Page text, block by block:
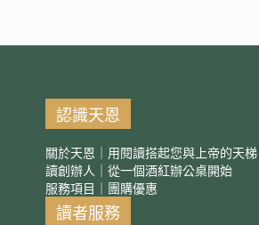
認識天恩
關於天恩｜用閱讀搭起您與上帝的天梯
讀創辦人｜從一個酒紅辦公桌開始
服務項目｜團購優惠
讀者服務